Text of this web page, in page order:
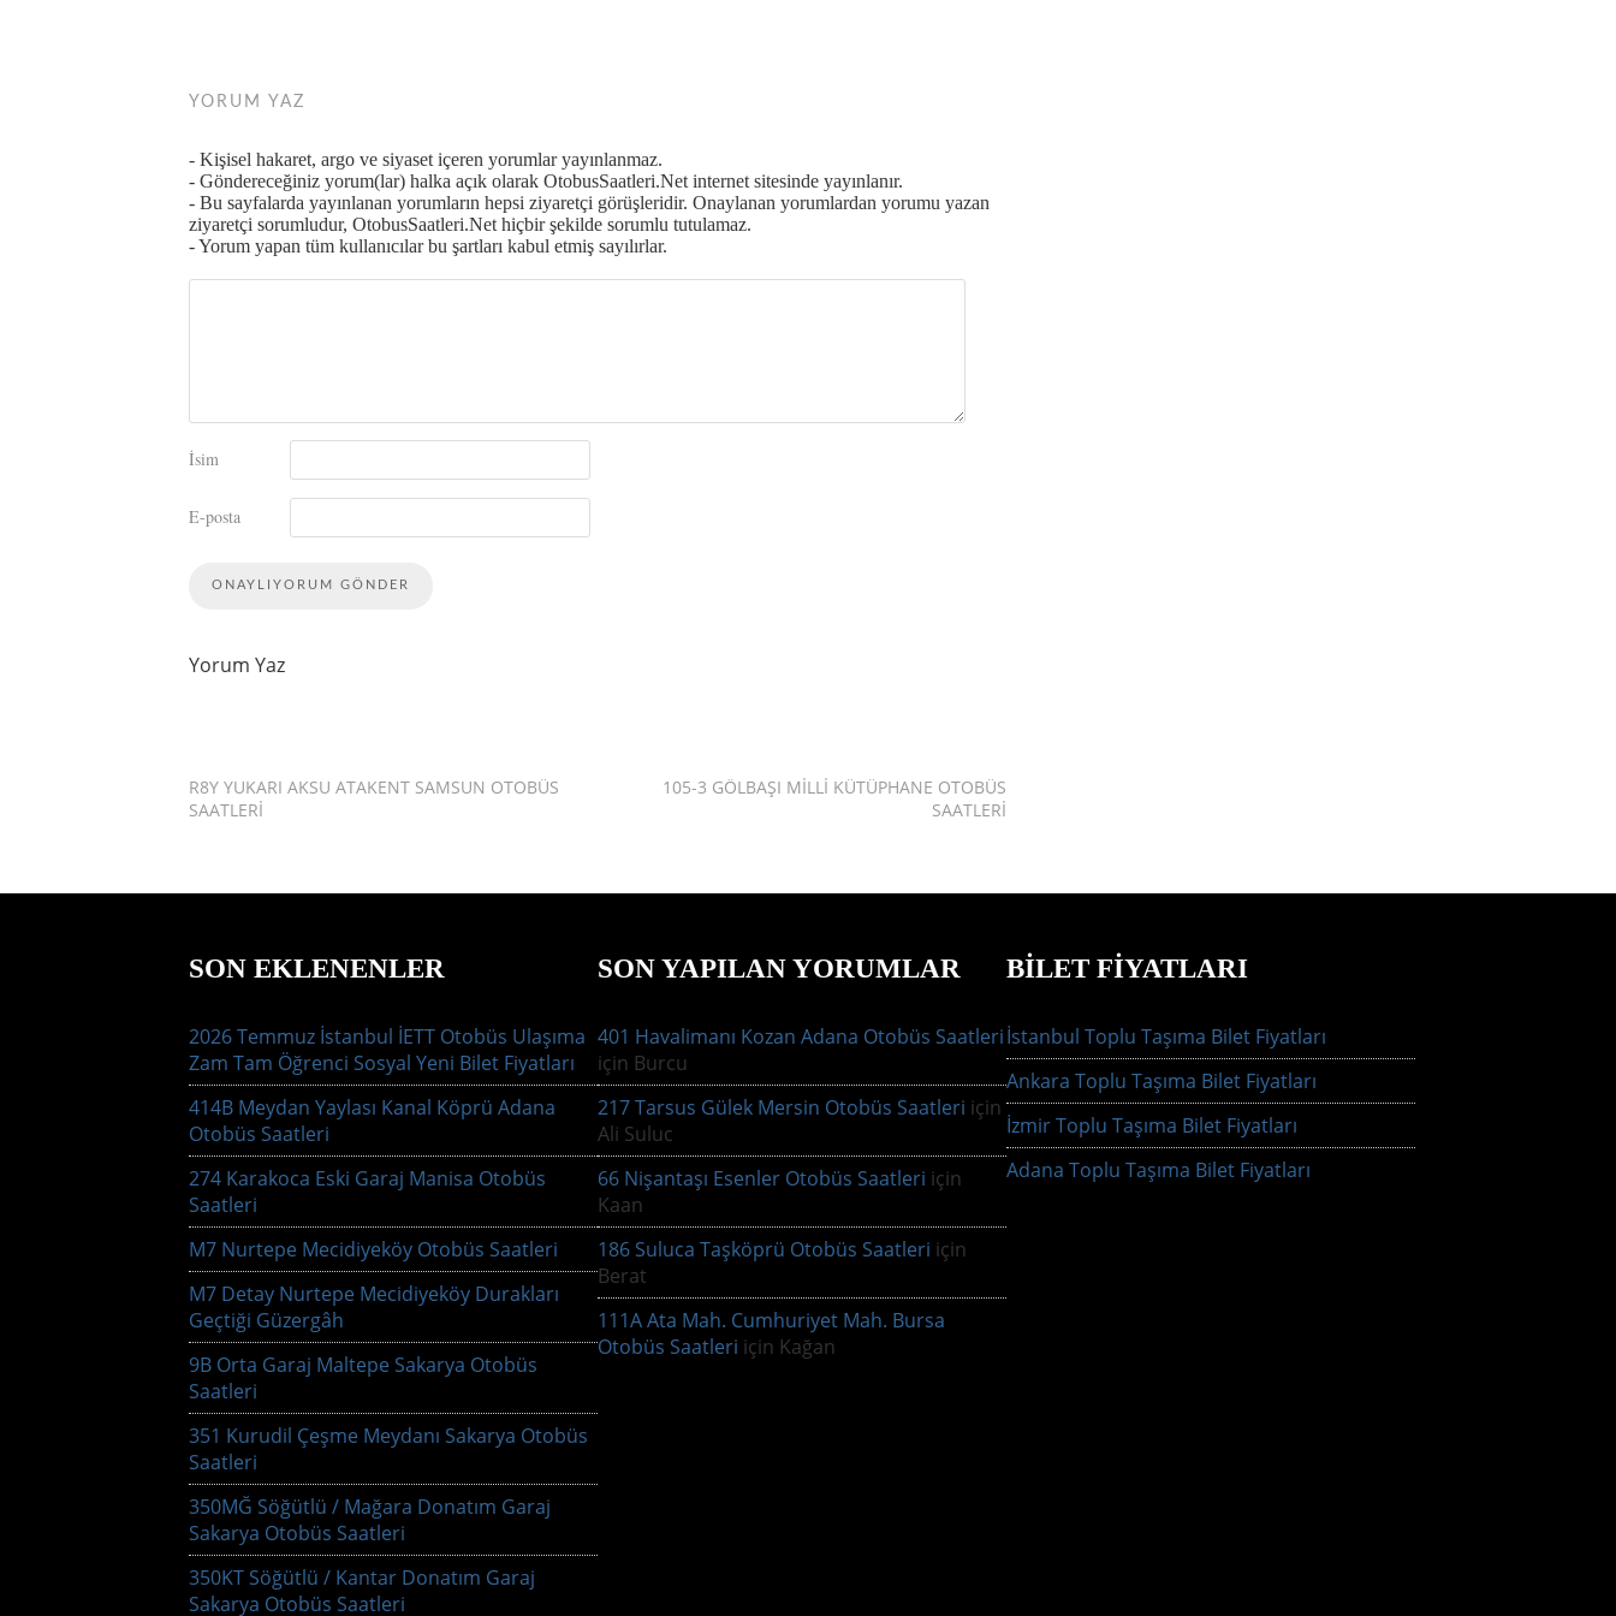
YORUM YAZ
- Kişisel hakaret, argo ve siyaset içeren yorumlar yayınlanmaz.
- Göndereceğiniz yorum(lar) halka açık olarak OtobusSaatleri.Net internet sitesinde yayınlanır.
- Bu sayfalarda yayınlanan yorumların hepsi ziyaretçi görüşleridir. Onaylanan yorumlardan yorumu yazan
ziyaretçi sorumludur, OtobusSaatleri.Net hiçbir şekilde sorumlu tutulamaz.
- Yorum yapan tüm kullanıcılar bu şartları kabul etmiş sayılırlar.
İsim
E-posta
Yorum Yaz
R8Y YUKARI AKSU ATAKENT SAMSUN OTOBÜS
SAATLERI
105-3 GÖLBAŞI MILLI KÜTÜPHANE OTOBÜS
SAATLERI
SON EKLENENLER
2026 Temmuz İstanbul İETT Otobüs Ulaşıma
Zam Tam Öğrenci Sosyal Yeni Bilet Fiyatları
414B Meydan Yaylası Kanal Köprü Adana
Otobüs Saatleri
274 Karakoca Eski Garaj Manisa Otobüs
Saatleri
M7 Nurtepe Mecidiyeköy Otobüs Saatleri
M7 Detay Nurtepe Mecidiyeköy Durakları
Geçtiği Güzergâh
9B Orta Garaj Maltepe Sakarya Otobüs
Saatleri
351 Kurudil Çeşme Meydanı Sakarya Otobüs
Saatleri
350MĞ Söğütlü / Mağara Donatım Garaj
Sakarya Otobüs Saatleri
350KT Söğütlü / Kantar Donatım Garaj
Sakarya Otobüs Saatleri
SON YAPILAN YORUMLAR
401 Havalimanı Kozan Adana Otobüs Saatleri
için Burcu
217 Tarsus Gülek Mersin Otobüs Saatleri için
Ali Suluc
66 Nişantaşı Esenler Otobüs Saatleri için
Kaan
186 Suluca Taşköprü Otobüs Saatleri için
Berat
111A Ata Mah. Cumhuriyet Mah. Bursa
Otobüs Saatleri için Kağan
BILET FIYATLARI
İstanbul Toplu Taşıma Bilet Fiyatları
Ankara Toplu Taşıma Bilet Fiyatları
İzmir Toplu Taşıma Bilet Fiyatları
Adana Toplu Taşıma Bilet Fiyatları